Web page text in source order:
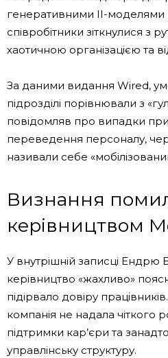
генеративними ІІ-
співробітники зіткнулися з
хаотичною організацією та
За даними видання Wired,
підрозділі порівнювали з
повідомляв про випадки
переведення персоналу,
називали себе
Визнання
керівництвом
У внутрішній записці Ендрю
керівництво «жахливо»
підірвало довіру
компанія не надала чіткого
підтримки кар’єри та
управлінську структуру.